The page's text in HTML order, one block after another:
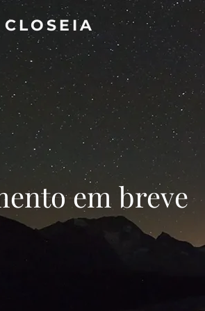
CLOSEIA
em breve